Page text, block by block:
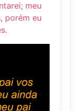
meu
porém eu